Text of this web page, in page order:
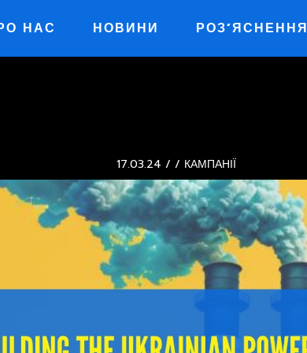
НАС НОВИНИ РОЗ’ЯСНЕННЯ
17.03.24 / / КАМПАНІЇ